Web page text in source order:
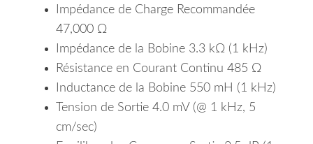
Impédance de Charge Recommandée
47,000 Ω
Impédance de la Bobine 3.3 kΩ (1 kHz)
Résistance en Courant Continu 485 Ω
Inductance de la Bobine 550 mH (1 kHz)
Tension de Sortie 4.0 mV (@ 1 kHz, 5
cm/sec)